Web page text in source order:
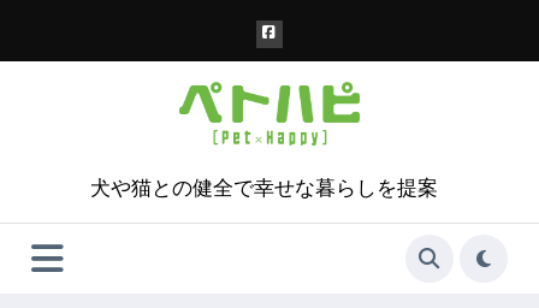
犬や猫との健全で幸せな暮らしを提案